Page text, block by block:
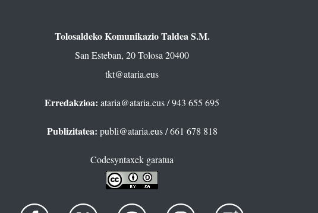
Tolosaldeko Komunikazio Taldea S.M.
San Esteban, 20 Tolosa 20400
tkt@ataria.eus
Erredakzioa: ataria@ataria.eus/ 943 655 695
Publizitatea: publi@ataria.eus/ 661 678 818
Codesyntaxek garatua